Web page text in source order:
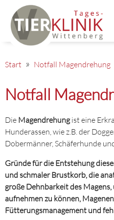
Start Notfall Magendrehung
Notfall
Die Magendrehungist eine
Hunderassen, wie z.B. der
Dobermänner, Schäferhunde
Gründe für die Entstehung
und schmaler Brustkorb, die
große Dehnbarkeit des
aufnehmen zu können,
Fütterungsmanagement und